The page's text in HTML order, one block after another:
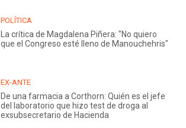
POLÍTICA
La crítica de Magdalena Piñera: "No quiero
que el Congreso esté lleno de Manouchehris"
EX-ANTE
De una farmacia a Corthorn: Quién es el jefe
del laboratorio que hizo test de droga al
exsubsecretario de Hacienda